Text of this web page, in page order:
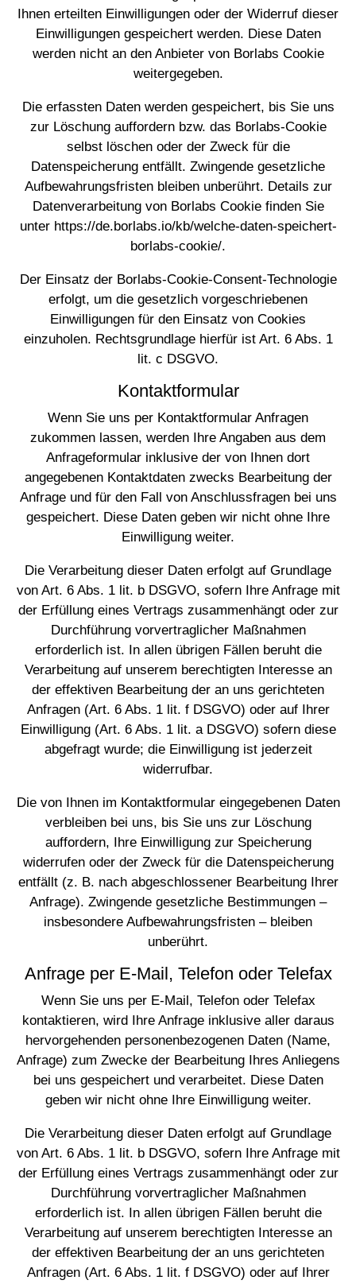
Ihnen erteilten Einwilligungen oder der Widerruf dieser
Einwilligungen gespeichert werden. Diese Daten
werden nicht an den Anbieter von Borlabs Cookie
weitergegeben.
Die erfassten Daten werden gespeichert, bis Sie uns
zur Löschung auffordern bzw. das Borlabs-Cookie
selbst löschen oder der Zweck für die
Datenspeicherung entfällt. Zwingende gesetzliche
Aufbewahrungsfristen bleiben unberührt. Details zur
Datenverarbeitung von Borlabs Cookie finden Sie
unter https://de.borlabs.io/kb/welche-daten-speichert-
borlabs-cookie/.
Der Einsatz der Borlabs-Cookie-Consent-Technologie
erfolgt, um die gesetzlich vorgeschriebenen
Einwilligungen für den Einsatz von Cookies
einzuholen. Rechtsgrundlage hierfür ist Art. 6 Abs. 1
lit. c DSGVO.
Kontaktformular
Wenn Sie uns per Kontaktformular Anfragen
zukommen lassen, werden Ihre Angaben aus dem
Anfrageformular inklusive der von Ihnen dort
angegebenen Kontaktdaten zwecks Bearbeitung der
Anfrage und für den Fall von Anschlussfragen bei uns
gespeichert. Diese Daten geben wir nicht ohne Ihre
Einwilligung weiter.
Die Verarbeitung dieser Daten erfolgt auf Grundlage
von Art. 6 Abs. 1 lit. b DSGVO, sofern Ihre Anfrage mit
der Erfüllung eines Vertrags zusammenhängt oder zur
Durchführung vorvertraglicher Maßnahmen
erforderlich ist. In allen übrigen Fällen beruht die
Verarbeitung auf unserem berechtigten Interesse an
der effektiven Bearbeitung der an uns gerichteten
Anfragen (Art. 6 Abs. 1 lit. f DSGVO) oder auf Ihrer
Einwilligung (Art. 6 Abs. 1 lit. a DSGVO) sofern diese
abgefragt wurde; die Einwilligung ist jederzeit
widerrufbar.
Die von Ihnen im Kontaktformular eingegebenen Daten
verbleiben bei uns, bis Sie uns zur Löschung
auffordern, Ihre Einwilligung zur Speicherung
widerrufen oder der Zweck für die Datenspeicherung
entfällt (z. B. nach abgeschlossener Bearbeitung Ihrer
Anfrage). Zwingende gesetzliche Bestimmungen –
insbesondere Aufbewahrungsfristen – bleiben
unberührt.
Anfrage per E-Mail, Telefon oder Telefax
Wenn Sie uns per E-Mail, Telefon oder Telefax
kontaktieren, wird Ihre Anfrage inklusive aller daraus
hervorgehenden personenbezogenen Daten (Name,
Anfrage) zum Zwecke der Bearbeitung Ihres Anliegens
bei uns gespeichert und verarbeitet. Diese Daten
geben wir nicht ohne Ihre Einwilligung weiter.
Die Verarbeitung dieser Daten erfolgt auf Grundlage
von Art. 6 Abs. 1 lit. b DSGVO, sofern Ihre Anfrage mit
der Erfüllung eines Vertrags zusammenhängt oder zur
Durchführung vorvertraglicher Maßnahmen
erforderlich ist. In allen übrigen Fällen beruht die
Verarbeitung auf unserem berechtigten Interesse an
der effektiven Bearbeitung der an uns gerichteten
Anfragen (Art. 6 Abs. 1 lit. f DSGVO) oder auf Ihrer